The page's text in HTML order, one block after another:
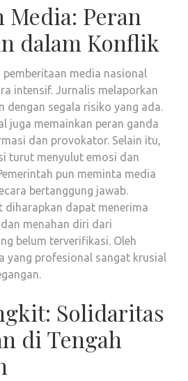
Media: Peran
dalam Konflik
pemberitaan media nasional
intensif. Jurnalis melaporkan
dengan segala risiko yang ada.
juga memainkan peran ganda
dan provokator. Selain itu,
turut menyulut emosi dan
pun meminta media
bertanggung jawab.
diharapkan dapat menerima
menahan diri dari
belum terverifikasi. Oleh
yang profesional sangat krusial
Solidaritas
di Tengah